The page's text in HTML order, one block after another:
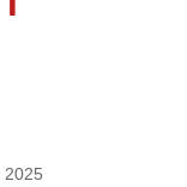
2025